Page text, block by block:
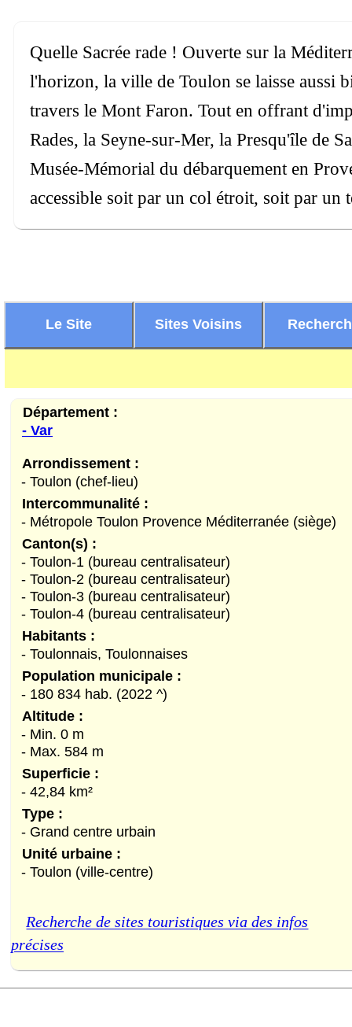
Quelle Sacrée rade ! Ouverte sur la
l'horizon, la ville de Toulon se laisse aussi
travers le Mont Faron. Tout en offrant
Rades, la Seyne-sur-Mer, la Presqu'île de
Musée-Mémorial du débarquement en
accessible soit par un col étroit, soit par un
Le Site Sites Voisins
Département :
- Var
Arrondissement :
- Toulon (chef-lieu)
Intercommunalité :
- Métropole Toulon Provence Méditerranée (siège)
Canton(s) :
- Toulon-1 (bureau centralisateur)
- Toulon-2 (bureau centralisateur)
- Toulon-3 (bureau centralisateur)
- Toulon-4 (bureau centralisateur)
Habitants :
- Toulonnais, Toulonnaises
Population municipale :
- 180 834 hab. (2022 ^)
Altitude :
- Min. 0 m
- Max. 584 m
Superficie :
- 42,84 km²
Type :
- Grand centre urbain
Unité urbaine :
- Toulon (ville-centre)
Recherche de sites touristiques via des infos
précises